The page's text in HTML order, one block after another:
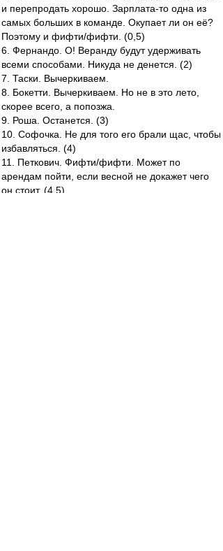
и перепродать хорошо. Зарплата-то одна из
самых больших в команде. Окупает ли он её?
Поэтому и фифти/фифти. (0,5)
6. Фернандо. О! Веранду будут удерживать
всеми способами. Никуда не денется. (2)
7. Таски. Вычеркиваем.
8. Бокетти. Вычеркиваем. Но не в это лето,
скорее всего, а попозжа.
9. Роша. Останется. (3)
10. Софочка. Не для того его брали щас, чтобы
избавляться. (4)
11. Петкович. Фифти/фифти. Может по
арендам пойти, если весной не докажет чего
он стоит. (4,5)